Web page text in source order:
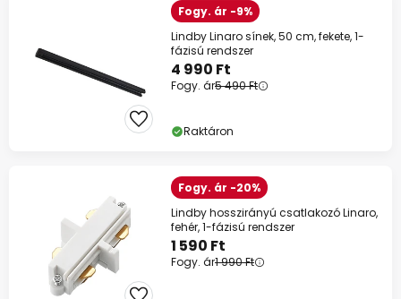
Fogy. ár -9%
Lindby Linaro sínek, 50 cm, fekete, 1-
fázisú rendszer
4 990 Ft
Fogy. ár5 490 Ft
Raktáron
Fogy. ár -20%
Lindby hosszirányú csatlakozó Linaro,
fehér, 1-fázisú rendszer
1 590 Ft
Fogy. ár1 990 Ft